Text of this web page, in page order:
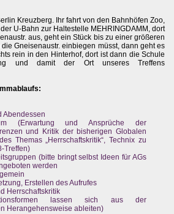
Kreuzberg. Ihr fahrt von den Bahnhöfen Zoo,
U-Bahn zur Haltestelle MEHRINGDAMM, dort
aus, geht ein Stück bis zu einer größeren
Gneisenaustr. einbiegen müsst, dann geht es
rein in den Hinterhof, dort ist dann die Schule
und damit der Ort unseres Treffens
Abendessen
(Erwartung und Ansprüche der
und Kritik der bisherigen Globalen
Themas „Herrschaftskritik“, Technix zu
Treffen)
(bitte bringt selbst Ideen für AGs
werden
Erstellen des Aufrufes
Herrschaftskritik
lassen sich aus der
Herangehensweise ableiten)